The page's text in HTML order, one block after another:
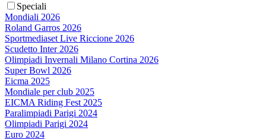
Speciali
Mondiali 2026
Roland Garros 2026
Sportmediaset Live Riccione 2026
Scudetto Inter 2026
Olimpiadi Invernali Milano Cortina 2026
Super Bowl 2026
Eicma 2025
Mondiale per club 2025
EICMA Riding Fest 2025
Paralimpiadi Parigi 2024
Olimpiadi Parigi 2024
Euro 2024